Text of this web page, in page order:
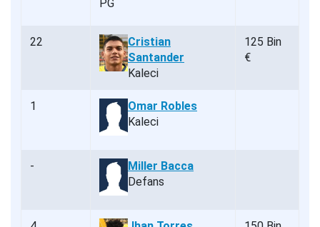
22
Cristian
Santander
Kaleci
125 Bin
€
1
Omar Robles
Kaleci
-
Miller Bacca
Defans